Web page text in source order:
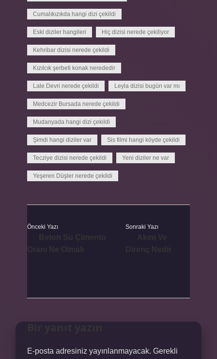
Cumalıkızıkda hangi dizi çekildi
Eski diziler hangileri Hiç dizisi nerede çekiliyor
Kehribar dizisi nerede çekildi
Kızılcık şerbeti konak nerededir
Lale Devri nerede çekildi Leyla dizisi bugün var mı
Medcezir Bursada nerede çekildi
Mudanyada hangi dizi çekildi
Şimdi hangi diziler var Sis filmi hangi köyde çekildi
Tecziye dizisi nerede çekildi Yeni diziler ne var
Yeşeren Düşler nerede çekildi
Önceki Yazı Sonraki Yazı
E-posta adresiniz yayınlanmayacak. Gerekli